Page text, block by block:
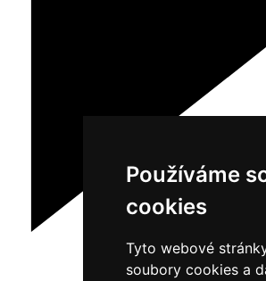
Používáme
cookies
Tyto webové
soubory cookies a